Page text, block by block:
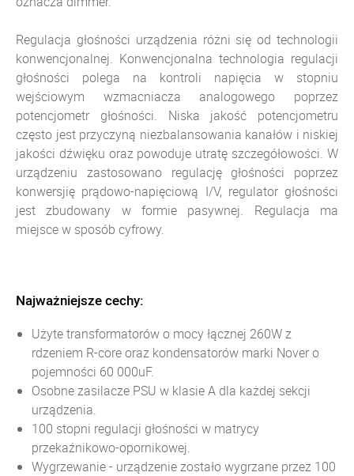
Regulacja głośności urządzenia różni się od technologii
konwencjonalnej. Konwencjonalna technologia regulacji
głośności polega na kontroli napięcia w stopniu
wejściowym wzmacniacza analogowego poprzez
potencjometr głośności. Niska jakość potencjometru
często jest przyczyną niezbalansowania kanałów i niskiej
jakości dźwięku oraz powoduje utratę szczegółowości. W
urządzeniu zastosowano regulację głośności poprzez
konwersjię prądowo-napięciową I/V, regulator głośności
jest zbudowany w formie pasywnej. Regulacja ma
miejsce w sposób cyfrowy.
Najważniejsze cechy:
Użyte transformatorów o mocy łącznej 260W z
rdzeniem R-core oraz kondensatorów marki Nover o
pojemności 60 000uF.
Osobne zasilacze PSU w klasie A dla każdej sekcji
urządzenia.
100 stopni regulacji głośności w matrycy
przekaźnikowo-opornikowej.
Wygrzewanie - urządzenie zostało wygrzane przez 100